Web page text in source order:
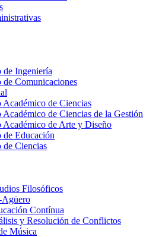
de Ingeniería
de Comunicaciones
Académico de Ciencias
Académico de Ciencias de la Gestión
Académico de Arte y Diseño
de Educación
de Ciencias
Filosóficos
Contínua
y Resolución de Conflictos
Música